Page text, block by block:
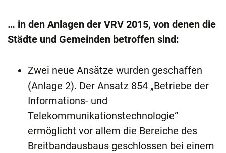
… in den Anlagen der VRV 2015, von denen die
Städte und Gemeinden betroffen sind:
Zwei neue Ansätze wurden geschaffen
(Anlage 2). Der Ansatz 854 „Betriebe der
Informations- und
Telekommunikationstechnologie“
ermöglicht vor allem die Bereiche des
Breitbandausbaus geschlossen bei einem